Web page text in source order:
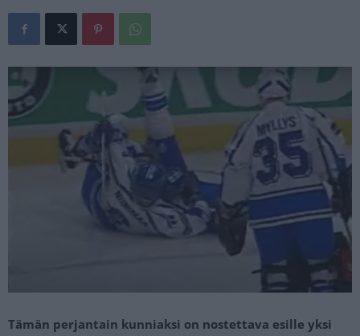
Tämän perjantain kunniaksi on nostettava esille yksi